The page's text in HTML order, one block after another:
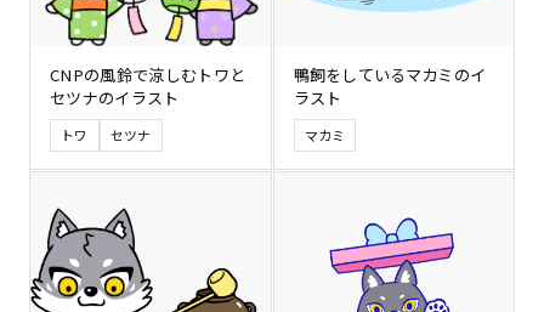
CNPの風鈴で涼しむトワと
セツナのイラスト
トワ セツナ
鴨飼をしているマカミのイ
ラスト
マカミ